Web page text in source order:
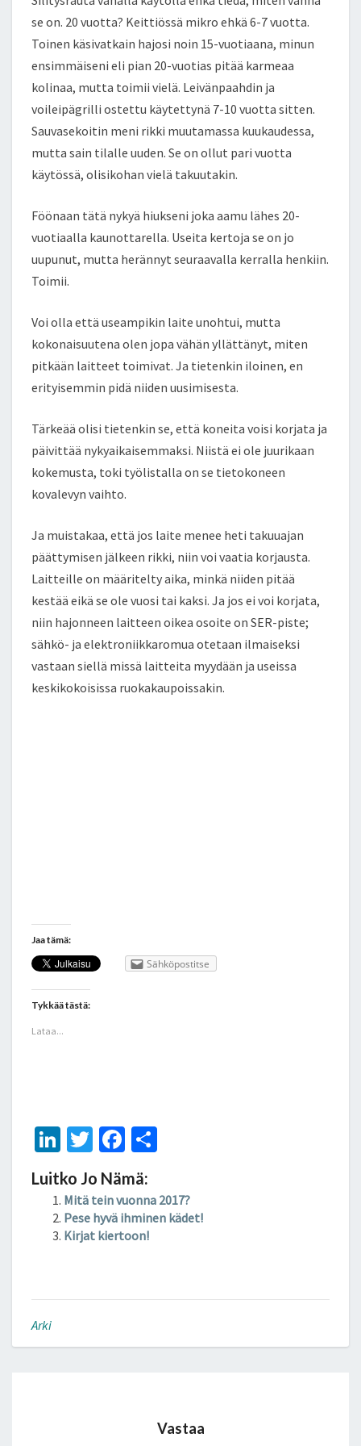
se on. 20 vuotta? Keittiössä mikro ehkä 6-7 vuotta.
Toinen käsivatkain hajosi noin 15-vuotiaana, minun
ensimmäiseni eli pian 20-vuotias pitää karmeaa
kolinaa, mutta toimii vielä. Leivänpaahdin ja
voileipägrilli ostettu käytettynä 7-10 vuotta sitten.
Sauvasekoitin meni rikki muutamassa kuukaudessa,
mutta sain tilalle uuden. Se on ollut pari vuotta
käytössä, olisikohan vielä takuutakin.
Föönaan tätä nykyä hiukseni joka aamu lähes 20-
vuotiaalla kaunottarella. Useita kertoja se on jo
uupunut, mutta herännyt seuraavalla kerralla henkiin.
Toimii.
Voi olla että useampikin laite unohtui, mutta
kokonaisuutena olen jopa vähän yllättänyt, miten
pitkään laitteet toimivat. Ja tietenkin iloinen, en
erityisemmin pidä niiden uusimisesta.
Tärkeää olisi tietenkin se, että koneita voisi korjata ja
päivittää nykyaikaisemmaksi. Niistä ei ole juurikaan
kokemusta, toki työlistalla on se tietokoneen
kovalevyn vaihto.
Ja muistakaa, että jos laite menee heti takuuajan
päättymisen jälkeen rikki, niin voi vaatia korjausta.
Laitteille on määritelty aika, minkä niiden pitää
kestää eikä se ole vuosi tai kaksi. Ja jos ei voi korjata,
niin hajonneen laitteen oikea osoite on SER-piste;
sähkö- ja elektroniikkaromua otetaan ilmaiseksi
vastaan siellä missä laitteita myydään ja useissa
keskikokoisissa ruokakaupoissakin.
Jaa tämä:
Sähköpostitse
Tykkää tästä:
Lataa...
Li
n
ke
dI
n
T
wi
tt
er
Fa
ce
b
o
o
ar
e
Luitko Jo Nämä:
Mitä tein vuonna 2017?
Pese hyvä ihminen kädet!
Kirjat kiertoon!
Arki
Vastaa